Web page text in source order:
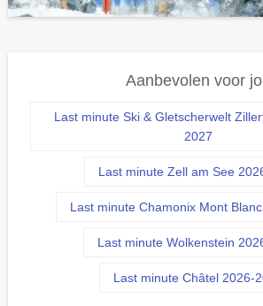
Aanbevolen voor
Last minute Ski & Gletscherwelt
2027
Last minute Zell am See
Last minute Chamonix Mont
Last minute Wolkenstein
Last minute Châtel 2026-